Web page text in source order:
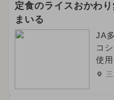
定食のライスおかわ
まいる
JA
コ
使用